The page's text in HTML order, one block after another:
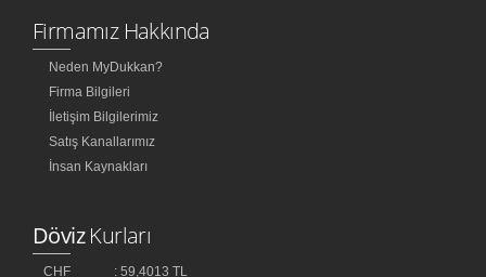
Firmamız Hakkında
Neden MyDukkan?
Firma Bilgileri
İletişim Bilgilerimiz
Satış Kanallarımız
İnsan Kaynakları
DövizKurları
CHF : 59,4013 TL